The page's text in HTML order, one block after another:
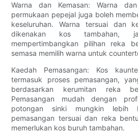
Warna dan Kemasan: Warna
permukaan pepejal juga boleh
keseluruhan. Warna tersuai dan
dikenakan kos tambahan,
mempertimbangkan pilihan reka
semasa memilih warna untuk
Kaedah Pemasangan: Kos
termasuk proses pemasangan,
berdasarkan kerumitan reka
Pemasangan mudah dengan
potongan sinki mungkin lebih
pemasangan tersuai dan reka
memerlukan kos buruh tambahan.